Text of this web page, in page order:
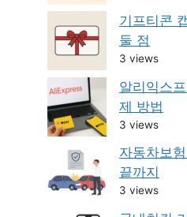
기프티콘
둘 점
3 views
알리익스
제 방법
3 views
자동차보
끝까지
3 views